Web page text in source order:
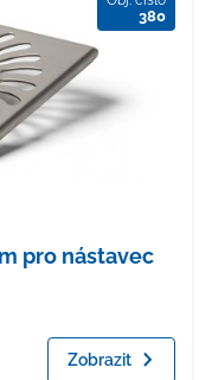
380
pro nástavec
Zobrazit